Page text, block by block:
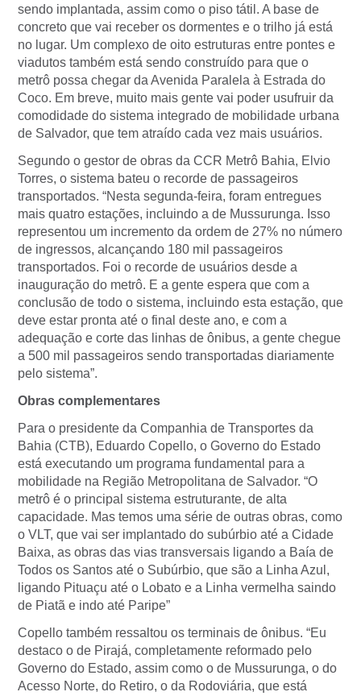
sendo implantada, assim como o piso tátil. A base de
concreto que vai receber os dormentes e o trilho já está
no lugar. Um complexo de oito estruturas entre pontes e
viadutos também está sendo construído para que o
metrô possa chegar da Avenida Paralela à Estrada do
Coco. Em breve, muito mais gente vai poder usufruir da
comodidade do sistema integrado de mobilidade urbana
de Salvador, que tem atraído cada vez mais usuários.
Segundo o gestor de obras da CCR Metrô Bahia, Elvio
Torres, o sistema bateu o recorde de passageiros
transportados. “Nesta segunda-feira, foram entregues
mais quatro estações, incluindo a de Mussurunga. Isso
representou um incremento da ordem de 27% no número
de ingressos, alcançando 180 mil passageiros
transportados. Foi o recorde de usuários desde a
inauguração do metrô. E a gente espera que com a
conclusão de todo o sistema, incluindo esta estação, que
deve estar pronta até o final deste ano, e com a
adequação e corte das linhas de ônibus, a gente chegue
a 500 mil passageiros sendo transportadas diariamente
pelo sistema”.
Obras complementares
Para o presidente da Companhia de Transportes da
Bahia (CTB), Eduardo Copello, o Governo do Estado
está executando um programa fundamental para a
mobilidade na Região Metropolitana de Salvador. “O
metrô é o principal sistema estruturante, de alta
capacidade. Mas temos uma série de outras obras, como
o VLT, que vai ser implantado do subúrbio até a Cidade
Baixa, as obras das vias transversais ligando a Baía de
Todos os Santos até o Subúrbio, que são a Linha Azul,
ligando Pituaçu até o Lobato e a Linha vermelha saindo
de Piatã e indo até Paripe”
Copello também ressaltou os terminais de ônibus. “Eu
destaco o de Pirajá, completamente reformado pelo
Governo do Estado, assim como o de Mussurunga, o do
Acesso Norte, do Retiro, o da Rodoviária, que está